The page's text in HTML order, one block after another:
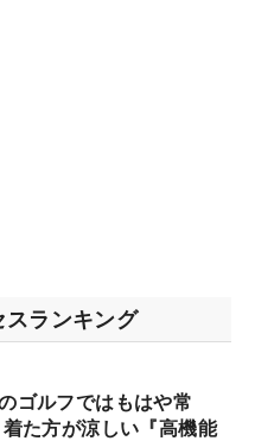
スランキング
ゴルフではもはや常
た方が涼しい『高機能